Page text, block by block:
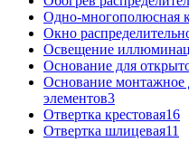
Одно-многополюсная
Окно
Освещение
Основание для
Основание монтажное
элементов3
Отвертка крестовая16
Отвертка шлицевая11